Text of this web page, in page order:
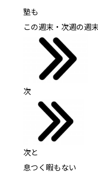
塾も
この週末・次週の週
次
次と
息つく暇もない